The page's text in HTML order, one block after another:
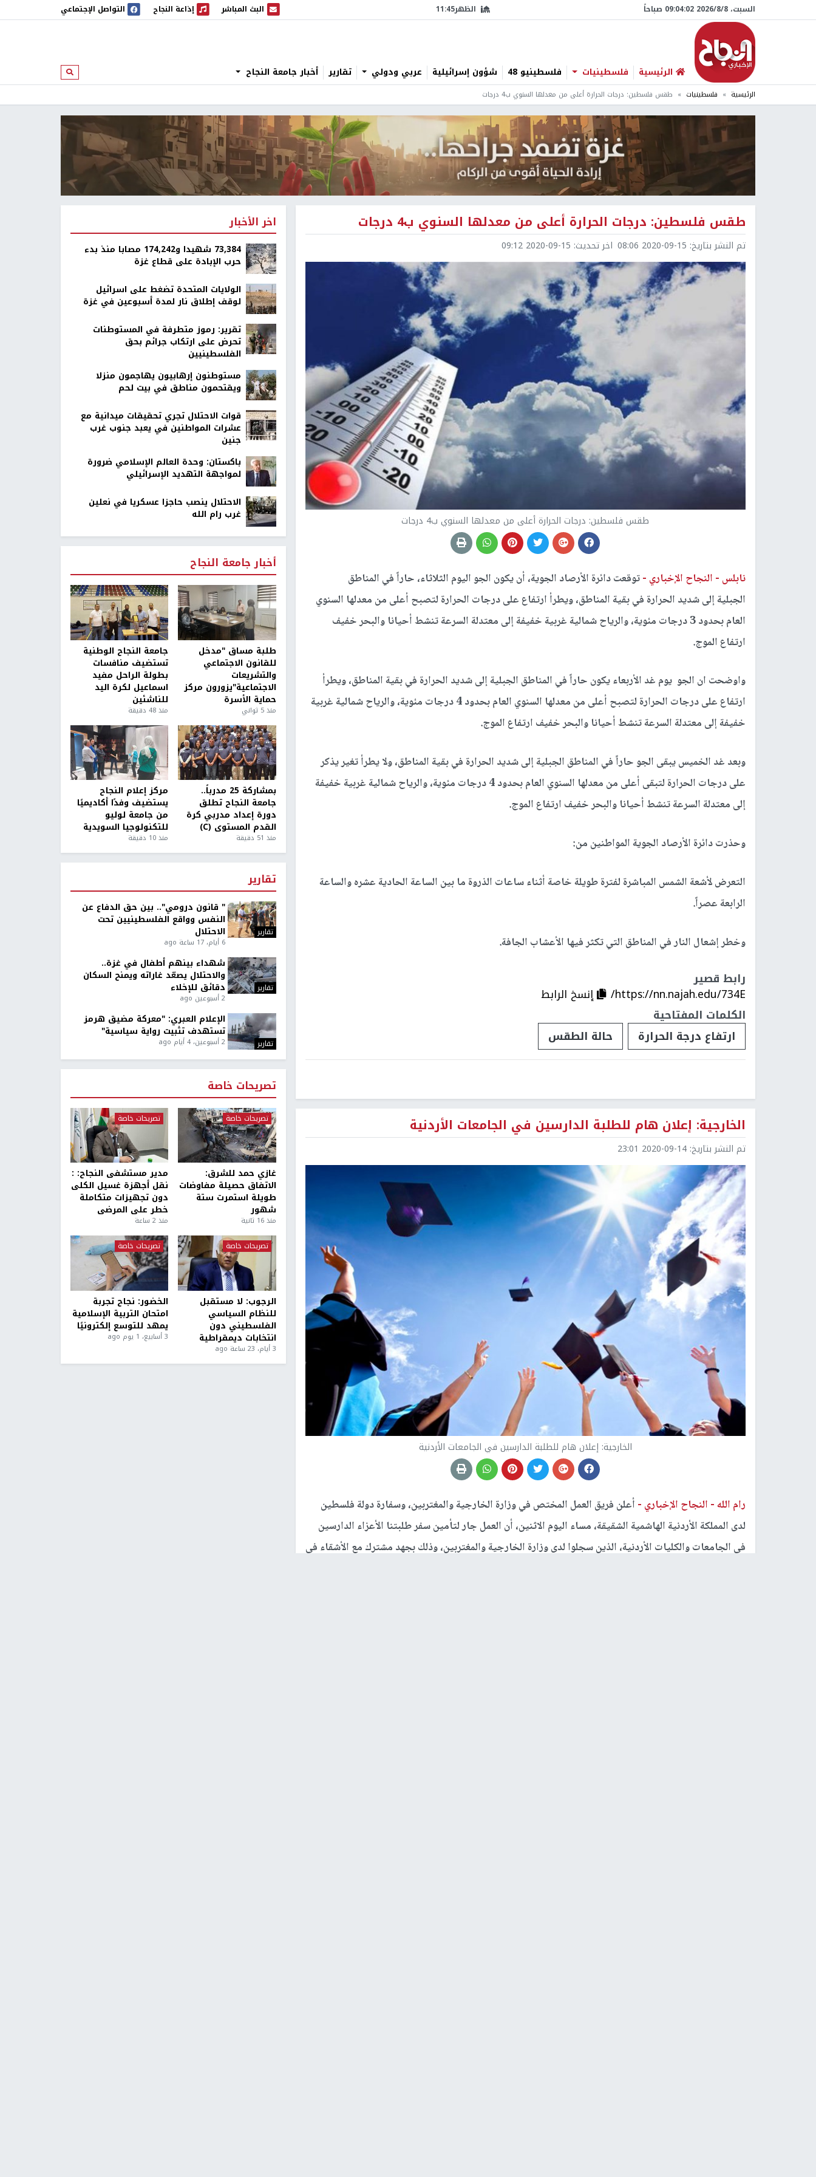
السبت، 8/‏8/‏2026 09:04:03 صباحاً الظهر11:45 البث المباشر
البث المباشر إذاعة النجاح
إذاعة النجاح التواصل الإجتماعي
الرئيسية فلسطينيات فلسطينيو 48 شؤون إسرائيلية عربي ودولي تقارير أخبار جامعة النجاح ابحث
الرئيسية فلسطينيات طقس فلسطين: درجات الحرارة أعلى من معدلها السنوي ب4 درجات
طقس فلسطين: درجات الحرارة أعلى من معدلها السنوي ب4 درجات
تم النشر بتاريخ: 2020-09-15 08:06 اخر تحديث: 2020-09-15 09:12
طقس فلسطين: درجات الحرارة أعلى من معدلها السنوي ب4 درجات
نابلس - النجاح الإخباري -توقعت دائرة الأرصاد الجوية، أن يكون الجو اليوم الثلاثاء، حاراً في المناطق
الجبلية إلى شديد الحرارة في بقية المناطق، ويطرأ ارتفاع على درجات الحرارة لتصبح أعلى من معدلها السنوي
العام بحدود 3 درجات مئوية، والرياح شمالية غربية خفيفة إلى معتدلة السرعة تنشط أحيانا والبحر خفيف
ارتفاع الموج.
واوضحت ان الجو يوم غد الأربعاء يكون حاراً في المناطق الجبلية إلى شديد الحرارة في بقية المناطق، ويطرأ
ارتفاع على درجات الحرارة لتصبح أعلى من معدلها السنوي العام بحدود 4 درجات مئوية، والرياح شمالية غربية
خفيفة إلى معتدلة السرعة تنشط أحيانا والبحر خفيف ارتفاع الموج.
وبعد غد الخميس يبقى الجو حاراً في المناطق الجبلية إلى شديد الحرارة في بقية المناطق، ولا يطرأ تغير يذكر
على درجات الحرارة لتبقى أعلى من معدلها السنوي العام بحدود 4 درجات مئوية، والرياح شمالية غربية خفيفة
إلى معتدلة السرعة تنشط أحيانا والبحر خفيف ارتفاع الموج.
وحذرت دائرة الأرصاد الجوية المواطنين من:
التعرض لأشعة الشمس المباشرة لفترة طويلة خاصة أثناء ساعات الذروة ما بين الساعة الحادية عشره والساعة
الرابعة عصراً.
وخطر إشعال النار في المناطق التي تكثر فيها الأعشاب الجافة.
رابط قصير
https://nn.najah.edu/734E/
إنسخ الرابط
الكلمات المفتاحية
ارتفاع درجة الحرارة
حالة الطقس
الخارجية: إعلان هام للطلبة الدارسين في الجامعات الأردنية
تم النشر بتاريخ: 2020-09-14 23:01
الخارجية: إعلان هام للطلبة الدارسين في الجامعات الأردنية
رام الله - النجاح الإخباري - أعلن فريق العمل المختص في وزارة الخارجية والمغتربين، وسفارة دولة فلسطين
لدى المملكة الأردنية الهاشمية الشقيقة، مساء اليوم الاثنين، أن العمل جار لتأمين سفر طلبتنا الأعزاء الدارسين
في الجامعات والكليات الأردنية، الذين سجلوا لدى وزارة الخارجية والمغتربين، وذلك بجهد مشترك مع الأشقاء في
اخر الأخبار
73,384 شهيدا و174,242 مصابا منذ بدء
حرب الإبادة على قطاع غزة
الولايات المتحدة تضغط على اسرائيل
لوقف إطلاق نار لمدة أسبوعين في غزة
تقرير: رموز متطرفة في المستوطنات
تحرض على ارتكاب جرائم بحق
الفلسطينيين
مستوطنون إرهابيون يهاجمون منزلا
ويقتحمون مناطق في بيت لحم
قوات الاحتلال تجري تحقيقات ميدانية مع
عشرات المواطنين في يعبد جنوب غرب
جنين
باكستان: وحدة العالم الإسلامي ضرورة
لمواجهة التهديد الإسرائيلي
الاحتلال ينصب حاجزا عسكريا في نعلين
غرب رام الله
أخبار جامعة النجاح
طلبة مساق "مدخل
للقانون الاجتماعي
والتشريعات
الاجتماعية"يزورون مركز
حماية الأسرة
منذ 5 ثواني
جامعة النجاح الوطنية
تستضيف منافسات
بطولة الراحل مفيد
اسماعيل لكرة اليد
للناشئين
منذ 48 دقيقة
بمشاركة 25 مدرباً..
جامعة النجاح تطلق
دورة إعداد مدربي كرة
القدم المستوى (C)
منذ 51 دقيقة
مركز إعلام النجاح
يستضيف وفدًا أكاديميًا
من جامعة لوليو
للتكنولوجيا السويدية
منذ 10 دقيقة
تقارير
تقارير
" قانون درومي".. بين حق الدفاع عن
النفس وواقع الفلسطينيين تحت
الاحتلال
6 أيام، 17 ساعة ago
تقارير
شهداء بينهم أطفال في غزة..
والاحتلال يصعّد غاراته ويمنح السكان
دقائق للإخلاء
2 أسبوعين ago
تقارير
الإعلام العبري: "معركة مضيق هرمز
تستهدف تثبيت رواية سياسية"
2 أسبوعين، 4 أيام ago
تصريحات خاصة
تصريحات خاصة
غازي حمد للشرق:
الاتفاق حصيلة مفاوضات
طويلة استمرت ستة
شهور
منذ 16 ثانية
تصريحات خاصة
مدير مستشفى النجاح: :
نقل أجهزة غسيل الكلى
دون تجهيزات متكاملة
خطر على المرضى
منذ 2 ساعة
تصريحات خاصة
الرجوب: لا مستقبل
للنظام السياسي
الفلسطيني دون
انتخابات ديمقراطية
3 أيام، 23 ساعة ago
تصريحات خاصة
الخضور: نجاح تجربة
امتحان التربية الإسلامية
يمهد للتوسع إلكترونيًا
3 أسابيع، 1 يوم ago